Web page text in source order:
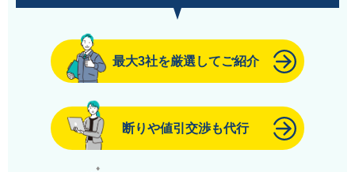
最大3社を厳選してご紹介
断りや値引交渉も代行